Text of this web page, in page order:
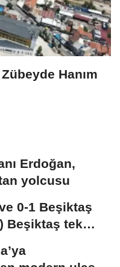
Hanım
Erdoğan,
yolcusu
0-1 Beşiktaş
Beşiktaş tek